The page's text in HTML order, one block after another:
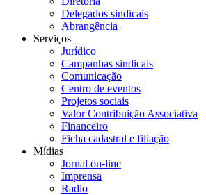
Delegados sindicais
Abrangência
Serviços
Jurídico
Campanhas sindicais
Comunicação
Centro de eventos
Projetos sociais
Valor Contribuição Associativa
Financeiro
Ficha cadastral e filiação
Mídias
Jornal on-line
Imprensa
Radio